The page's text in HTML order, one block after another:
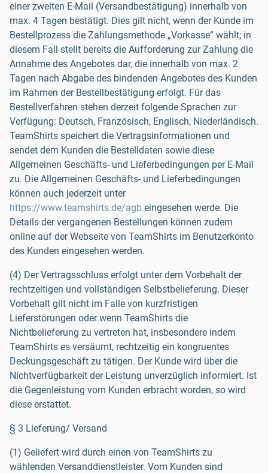
einer zweiten E-Mail (Versandbestätigung) innerhalb von
max. 4 Tagen bestätigt. Dies gilt nicht, wenn der Kunde im
Bestellprozess die Zahlungsmethode „Vorkasse“ wählt; in
diesem Fall stellt bereits die Aufforderung zur Zahlung die
Annahme des Angebotes dar, die innerhalb von max. 2
Tagen nach Abgabe des bindenden Angebotes des Kunden
im Rahmen der Bestellbestätigung erfolgt. Für das
Bestellverfahren stehen derzeit folgende Sprachen zur
Verfügung: Deutsch, Französisch, Englisch, Niederländisch.
TeamShirts speichert die Vertragsinformationen und
sendet dem Kunden die Bestelldaten sowie diese
Allgemeinen Geschäfts- und Lieferbedingungen per E-Mail
zu. Die Allgemeinen Geschäfts- und Lieferbedingungen
können auch jederzeit unter
https://www.teamshirts.de/agb eingesehen werde. Die
Details der vergangenen Bestellungen können zudem
online auf der Webseite von TeamShirts im Benutzerkonto
des Kunden eingesehen werden.
(4) Der Vertragsschluss erfolgt unter dem Vorbehalt der
rechtzeitigen und vollständigen Selbstbelieferung. Dieser
Vorbehalt gilt nicht im Falle von kurzfristigen
Lieferstörungen oder wenn TeamShirts die
Nichtbelieferung zu vertreten hat, insbesondere indem
TeamShirts es versäumt, rechtzeitig ein kongruentes
Deckungsgeschäft zu tätigen. Der Kunde wird über die
Nichtverfügbarkeit der Leistung unverzüglich informiert. Ist
die Gegenleistung vom Kunden erbracht worden, so wird
diese erstattet.
§ 3 Lieferung/ Versand
(1) Geliefert wird durch einen von TeamShirts zu
wählenden Versanddienstleister. Vom Kunden sind